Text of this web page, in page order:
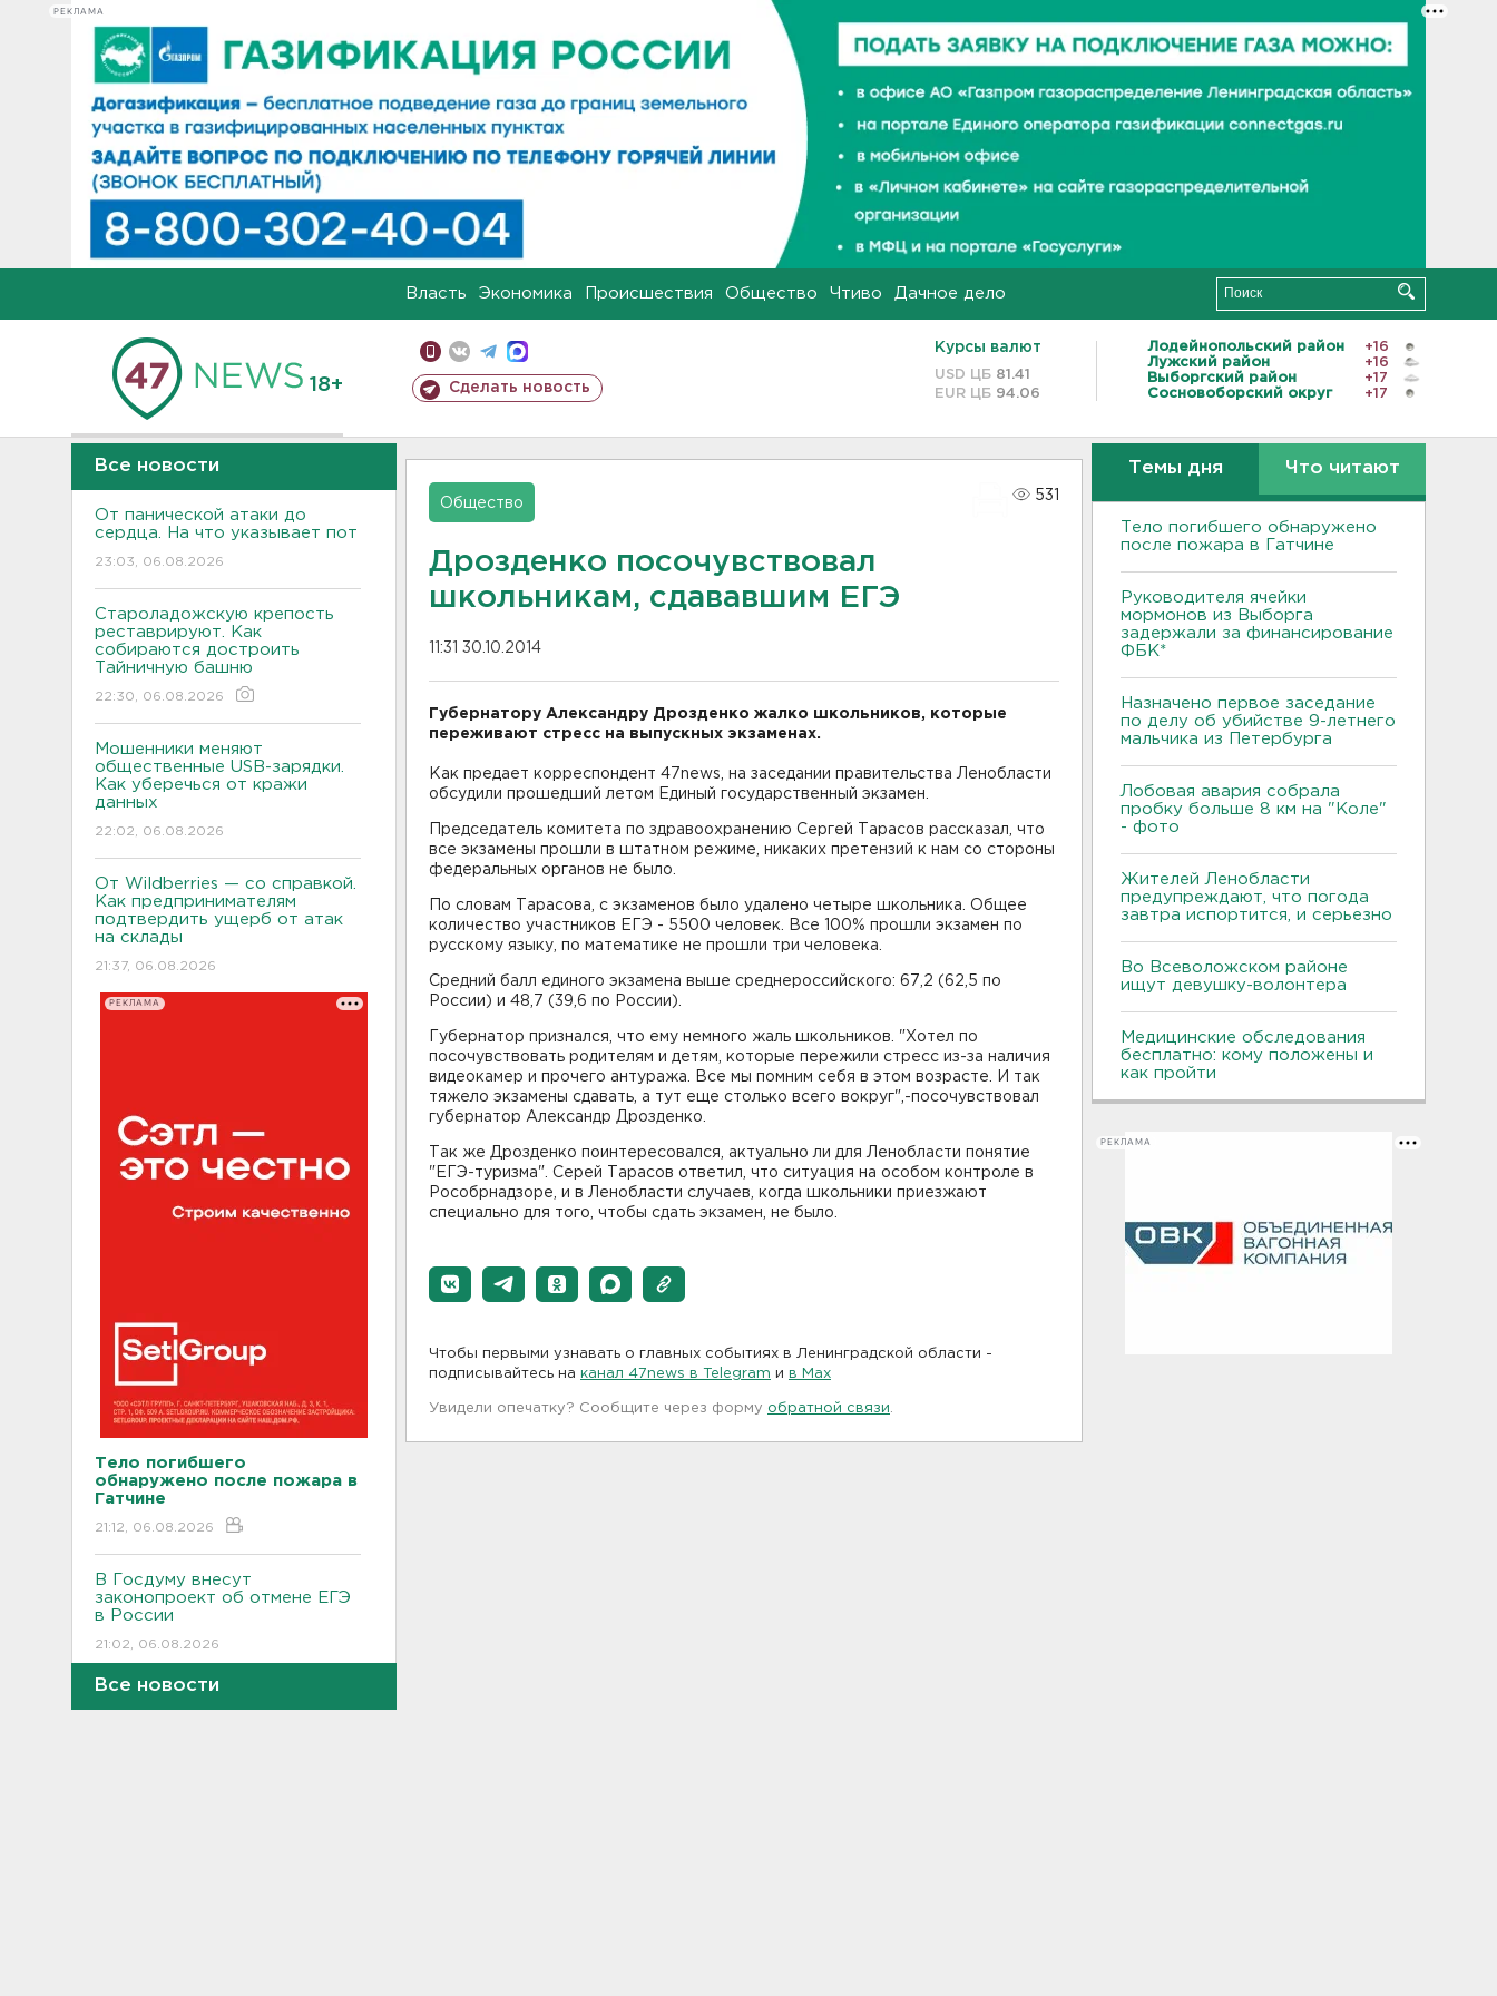
РЕКЛАМА
Власть Экономика Происшествия Общество Чтиво Дачное дело
18+ Сделать новость
Курсы валют
USD ЦБ 81.41
EUR ЦБ 94.06
Лодейнопольский район
+16
Лужский район
+16
Выборгский район
+17
Сосновоборский округ
+17
Все новости
От панической атаки до
сердца. На что указывает пот
23:03, 06.08.2026
Староладожскую крепость
реставрируют. Как
собираются достроить
Тайничную башню
22:30, 06.08.2026
Мошенники меняют
общественные USB-зарядки.
Как уберечься от кражи
данных
22:02, 06.08.2026
От Wildberries — со справкой.
Как предпринимателям
подтвердить ущерб от атак
на склады
21:37, 06.08.2026
РЕКЛАМА
Тело погибшего
обнаружено после пожара в
Гатчине
21:12, 06.08.2026
В Госдуму внесут
законопроект об отмене ЕГЭ
в России
21:02, 06.08.2026
нашли 320 человек за месяц в
Все новости
Общество
531
Дрозденко посочувствовал
школьникам, сдававшим ЕГЭ
11:31 30.10.2014
Губернатору Александру Дрозденко жалко школьников, которые
переживают стресс на выпускных экзаменах.
Как предает корреспондент 47news, на заседании правительства Ленобласти
обсудили прошедший летом Единый государственный экзамен.
Председатель комитета по здравоохранению Сергей Тарасов рассказал, что
все экзамены прошли в штатном режиме, никаких претензий к нам со стороны
федеральных органов не было.
По словам Тарасова, с экзаменов было удалено четыре школьника. Общее
количество участников ЕГЭ - 5500 человек. Все 100% прошли экзамен по
русскому языку, по математике не прошли три человека.
Средний балл единого экзамена выше среднероссийского: 67,2 (62,5 по
России) и 48,7 (39,6 по России).
Губернатор признался, что ему немного жаль школьников. "Хотел по
посочувствовать родителям и детям, которые пережили стресс из-за наличия
видеокамер и прочего антуража. Все мы помним себя в этом возрасте. И так
тяжело экзамены сдавать, а тут еще столько всего вокруг",-посочувствовал
губернатор Александр Дрозденко.
Так же Дрозденко поинтересовался, актуально ли для Ленобласти понятие
"ЕГЭ-туризма". Серей Тарасов ответил, что ситуация на особом контроле в
Рособрнадзоре, и в Ленобласти случаев, когда школьники приезжают
специально для того, чтобы сдать экзамен, не было.
Чтобы первыми узнавать о главных событиях в Ленинградской области -
подписывайтесь на канал 47news в Telegram и в Maх
Увидели опечатку? Сообщите через форму обратной связи
Темы дня Что читают
Тело погибшего обнаружено
после пожара в Гатчине
Руководителя ячейки
мормонов из Выборга
задержали за финансирование
ФБК*
Назначено первое заседание
по делу об убийстве 9-летнего
мальчика из Петербурга
Лобовая авария собрала
пробку больше 8 км на "Коле"
- фото
Жителей Ленобласти
предупреждают, что погода
завтра испортится, и серьезно
Во Всеволожском районе
ищут девушку-волонтера
Медицинские обследования
бесплатно: кому положены и
как пройти
РЕКЛАМА